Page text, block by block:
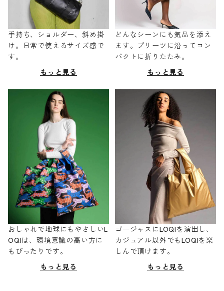
手持ち、ショルダー、斜め掛
け。日常で使えるサイズ感で
す。
もっと見る
どんなシーンにも気品を添え
ます。プリーツに沿ってコン
パクトに折りたたみ。
もっと見る
おしゃれで地球にもやさしいL
OQIは、環境意識の高い方に
もぴったりです。
もっと見る
ゴージャスにLOQIを演出し、
カジュアル以外でもLOQIを楽
しんで頂けます。
もっと見る